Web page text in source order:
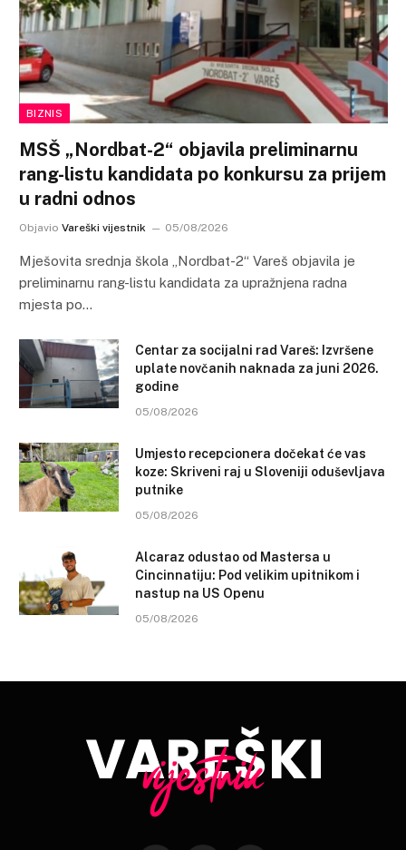
BIZNIS
MSŠ „Nordbat-2“ objavila preliminarnu
rang-listu kandidata po konkursu za prijem
u radni odnos
Objavio Vareški vijestnik 05/08/2026
Mješovita srednja škola „Nordbat-2“ Vareš objavila je
preliminarnu rang-listu kandidata za upražnjena radna
mjesta po…
Centar za socijalni rad Vareš: Izvršene
uplate novčanih naknada za juni 2026.
godine
05/08/2026
Umjesto recepcionera dočekat će vas
koze: Skriveni raj u Sloveniji oduševljava
putnike
05/08/2026
Alcaraz odustao od Mastersa u
Cincinnatiju: Pod velikim upitnikom i
nastup na US Openu
05/08/2026